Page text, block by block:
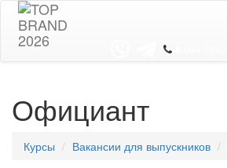
Официант
Курсы Вакансии для выпускников